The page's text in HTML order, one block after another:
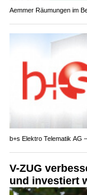
Aemmer Räumungen im
b+s Elektro Telematik AG
V-ZUG
und investiert